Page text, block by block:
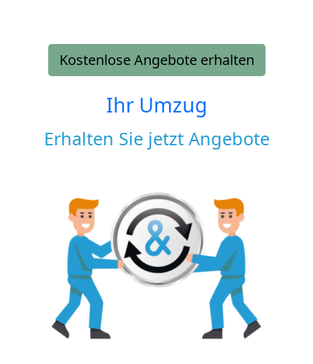
Kostenlose Angebote erhalten
Ihr Umzug
Erhalten Sie jetzt Angebote